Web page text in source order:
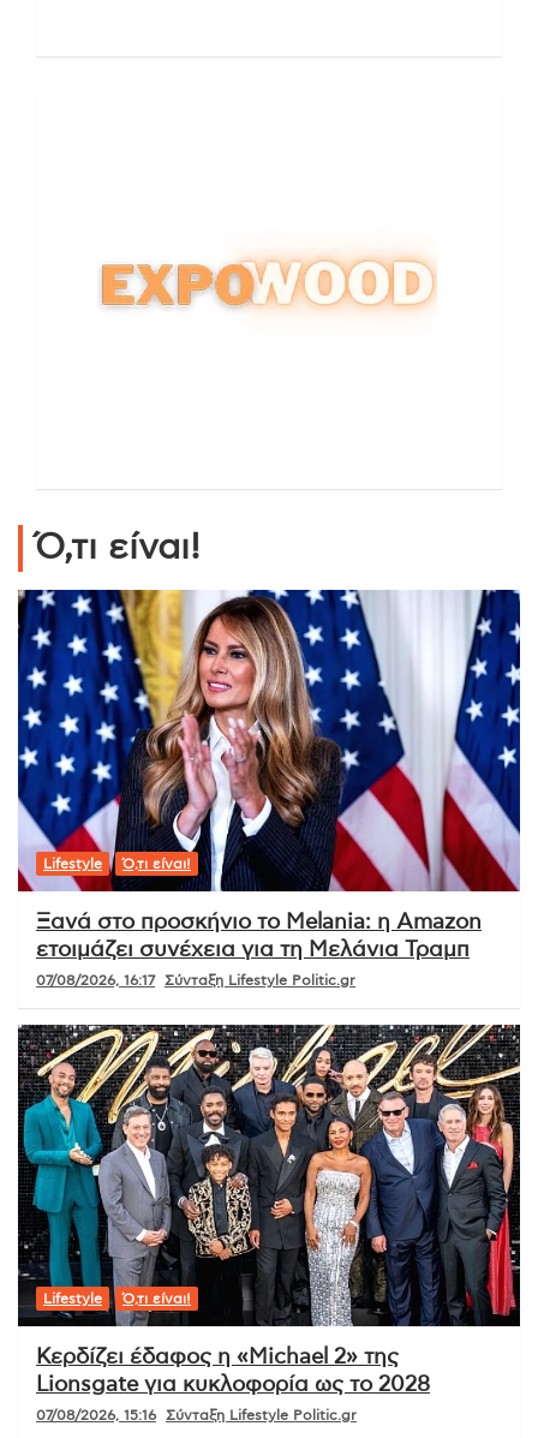
Ό,τι είναι!
Lifestyle Ό,τι είναι!
Ξανά στο προσκήνιο το Melania: η Amazon
ετοιμάζει συνέχεια για τη Μελάνια Τραμπ
07/08/2026, 16:17 Σύνταξη Lifestyle Politic.gr
Lifestyle Ό,τι είναι!
Κερδίζει έδαφος η «Michael 2» της
Lionsgate για κυκλοφορία ως το 2028
07/08/2026, 15:16 Σύνταξη Lifestyle Politic.gr